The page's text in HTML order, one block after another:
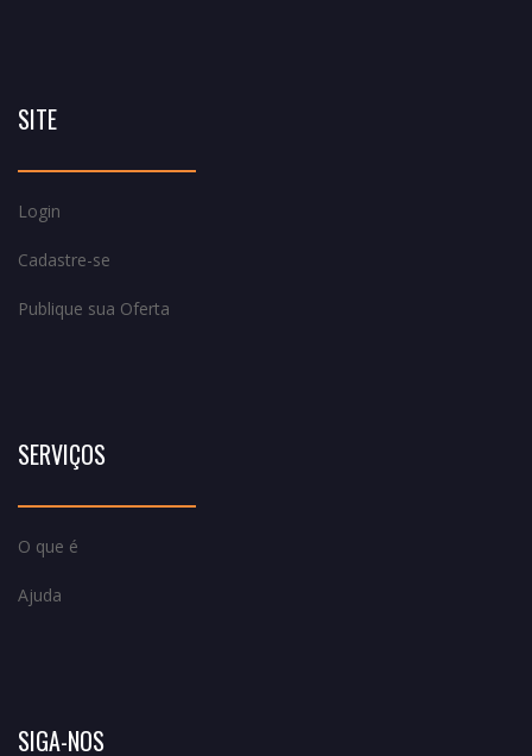
SITE
Login
Cadastre-se
Publique sua Oferta
SERVIÇOS
O que é
Ajuda
SIGA-NOS